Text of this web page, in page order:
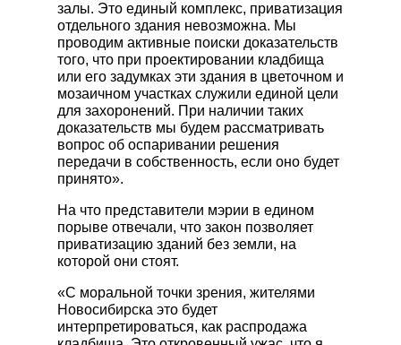
залы. Это единый комплекс, приватизация
отдельного здания невозможна. Мы
проводим активные поиски доказательств
того, что при проектировании кладбища
или его задумках эти здания в цветочном и
мозаичном участках служили единой цели
для захоронений. При наличии таких
доказательств мы будем рассматривать
вопрос об оспаривании решения
передачи в собственность, если оно будет
принято».
На что представители мэрии в едином
порыве отвечали, что закон позволяет
приватизацию зданий без земли, на
которой они стоят.
«С моральной точки зрения, жителями
Новосибирска это будет
интерпретироваться, как распродажа